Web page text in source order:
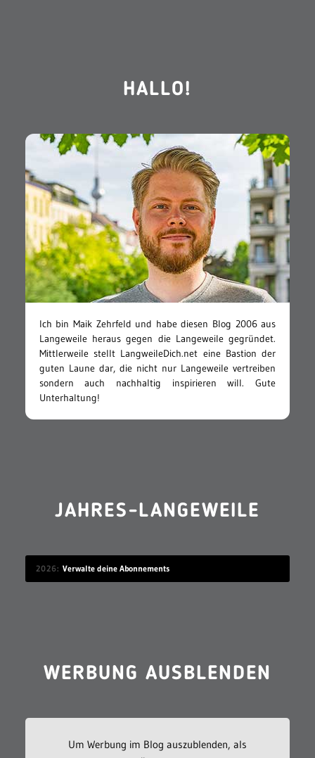
HALLO!
Ich bin Maik Zehrfeld und habe diesen Blog 2006 aus
Langeweile heraus gegen die Langeweile gegründet.
Mittlerweile stellt LangweileDich.net eine Bastion der
guten Laune dar, die nicht nur Langeweile vertreiben
sondern auch nachhaltig inspirieren will. Gute
Unterhaltung!
JAHRES-LANGEWEILE
2026 Verwalte deine Abonnements
WERBUNG AUSBLENDEN
Um Werbung im Blog auszublenden, als